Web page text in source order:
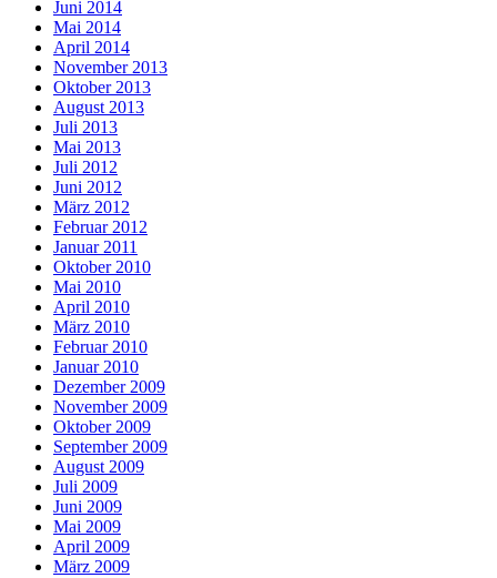
Juni 2014
Mai 2014
April 2014
November 2013
Oktober 2013
August 2013
Juli 2013
Mai 2013
Juli 2012
Juni 2012
März 2012
Februar 2012
Januar 2011
Oktober 2010
Mai 2010
April 2010
März 2010
Februar 2010
Januar 2010
Dezember 2009
November 2009
Oktober 2009
September 2009
August 2009
Juli 2009
Juni 2009
Mai 2009
April 2009
März 2009